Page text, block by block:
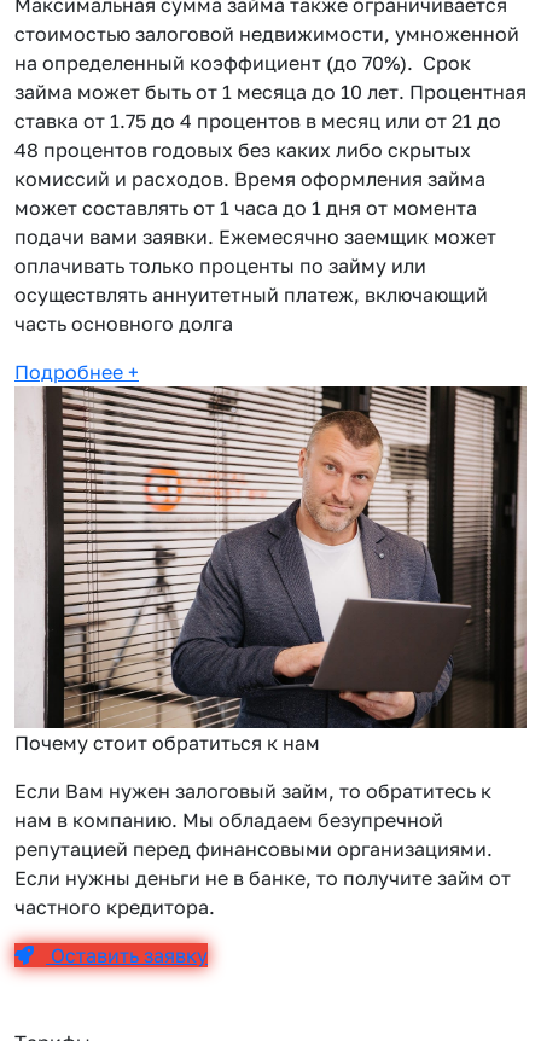
Максимальная сумма займа также ограничивается
стоимостью залоговой недвижимости, умноженной
на определенный коэффициент (до 70%). Срок
займа может быть от 1 месяца до 10 лет. Процентная
ставка от 1.75 до 4 процентов в месяц или от 21 до
48 процентов годовых без каких либо скрытых
комиссий и расходов. Время оформления займа
может составлять от 1 часа до 1 дня от момента
подачи вами заявки. Ежемесячно заемщик может
оплачивать только проценты по займу или
осуществлять аннуитетный платеж, включающий
часть основного долга
Подробнее +
Почему стоит обратиться к нам
Если Вам нужен залоговый займ, то обратитесь к
нам в компанию. Мы обладаем безупречной
репутацией перед финансовыми организациями.
Если нужны деньги не в банке, то получите займ от
частного кредитора.
Оставить заявку